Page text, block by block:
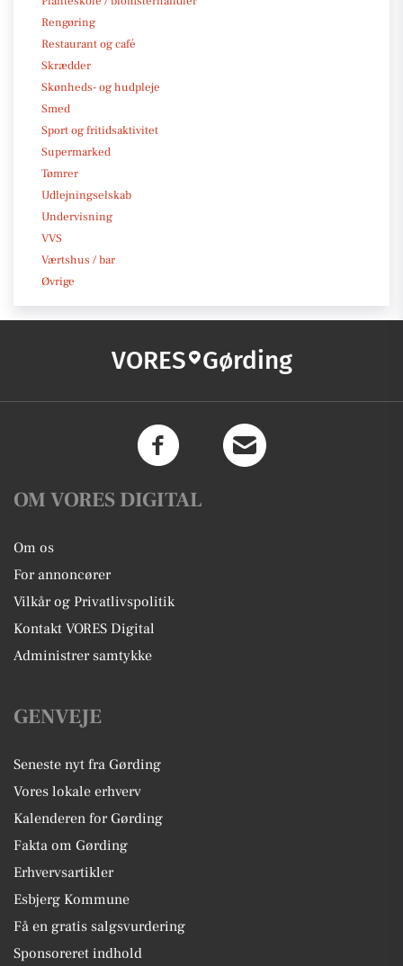
Rengøring
Restaurant og café
Skrædder
Skønheds- og hudpleje
Smed
Sport og fritidsaktivitet
Supermarked
Tømrer
Udlejningselskab
Undervisning
VVS
Værtshus / bar
Øvrige
VORES Gørding
OM VORES DIGITAL
Om os
For annoncører
Vilkår og Privatlivspolitik
Kontakt VORES Digital
Administrer samtykke
GENVEJE
Seneste nyt fra Gørding
Vores lokale erhverv
Kalenderen for Gørding
Fakta om Gørding
Erhvervsartikler
Esbjerg Kommune
Få en gratis salgsvurdering
Sponsoreret indhold